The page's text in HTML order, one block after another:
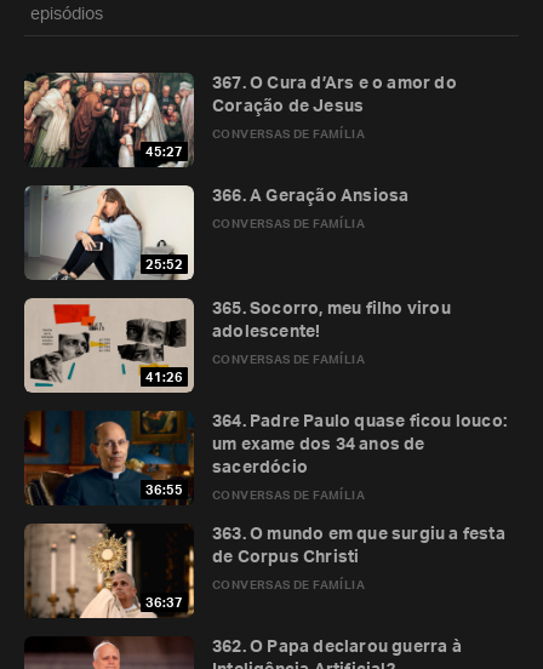
episódios
45:27
CONVERSAS DE FAMÍLIA
367. O Cura d’Ars e o amor do
Coração de Jesus
25:52
CONVERSAS DE FAMÍLIA
366. A Geração Ansiosa
41:26
CONVERSAS DE FAMÍLIA
365. Socorro, meu filho virou
adolescente!
36:55 CONVERSAS DE FAMÍLIA
364. Padre Paulo quase ficou louco:
um exame dos 34 anos de
sacerdócio
36:37
CONVERSAS DE FAMÍLIA
363. O mundo em que surgiu a festa
de Corpus Christi
362. O Papa declarou guerra à